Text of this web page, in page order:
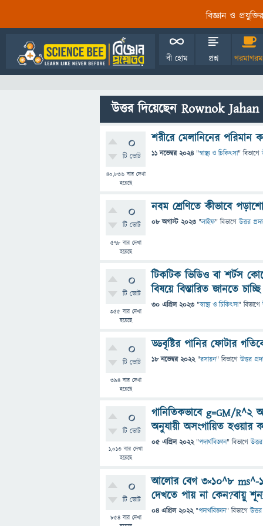
বিজ্ঞান ও
বী হোম প্রশ্ন
উত্তর দিয়েছেন Rownok Jahan
0
টি ভোট
40,836বার দেখা
হয়েছে
শরীরে মেলানিনের পরিমান
11 নভেম্বর 2024 "স্বাস্থ্য ও চিকিৎসা" বিভাগে
0
টি ভোট
578বার দেখা
হয়েছে
নবম শ্রেণিতে কীভাবে
08 অগাস্ট 2023 "লাইফ" বিভাগে উত্তর
0
টি ভোট
355 বার দেখা
হয়েছে
টিকটিক ভিডিও বা শর্টস
বিষয়ে বিস্তারিত জানতে
30 এপ্রিল 2023 "স্বাস্থ্য ও চিকিৎসা" বিভাগে
0
টি ভোট
394বার দেখা
হয়েছে
ড্ডবৃষ্টির পানির ফোটার
18 নভেম্বর 2022 "রসায়ন" বিভাগে উত্তর
0
টি ভোট
1,013 বার দেখা
হয়েছে
গানিতিকভাবে g=GM/R^2
অনুযায়ী অসংগায়িত হওয়ার
05 এপ্রিল 2022 "পদার্থবিজ্ঞান" বিভাগে
0
টি ভোট
854বার দেখা
আলোর বেগ ৩×১০^৮ ms^-
দেখতে পায় না কেন?বায়ু
04 এপ্রিল 2022 "পদার্থবিজ্ঞান" বিভাগে